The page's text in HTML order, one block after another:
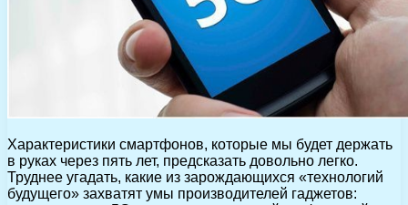
Характеристики смартфонов, которые мы будет держать
в руках через пять лет, предсказать довольно легко.
Труднее угадать, какие из зарождающихся «технологий
будущего» захватят умы производителей гаджетов: